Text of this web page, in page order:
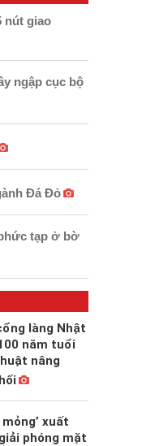
nút giao
ngập cục bộ
Đá Đỏ
tạp ở bờ
làng Nhật
năm tuổi
nâng
mỏng’ xuất
phóng mặt